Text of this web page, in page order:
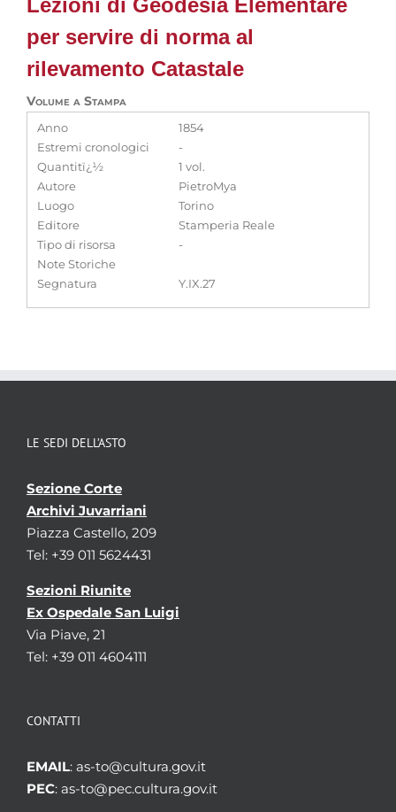
Lezioni di Geodesia Elementare
per servire di norma al
rilevamento Catastale
Volume a Stampa
Anno
1854
Estremi cronologici
-
Quantitï¿½
1 vol.
Autore
PietroMya
Luogo
Torino
Editore
Stamperia Reale
Tipo di risorsa
-
Note Storiche
Segnatura
Y.IX.27
LE SEDI DELL’ASTO
Sezione Corte
Archivi Juvarriani
Piazza Castello, 209
Tel: +39 011 5624431
Sezioni Riunite
Ex Ospedale San Luigi
Via Piave, 21
Tel: +39 011 4604111
CONTATTI
EMAIL: as-to@cultura.gov.it
PEC: as-to@pec.cultura.gov.it